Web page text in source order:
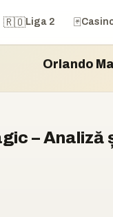
🇷🇴Liga 2 🃏
Orlando
– Analiză